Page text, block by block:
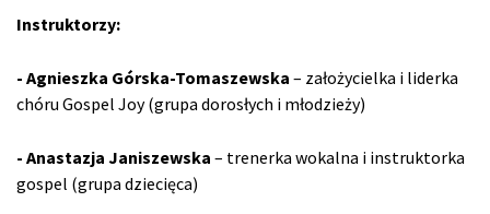
Instruktorzy:
- Agnieszka Górska-Tomaszewska – założycielka i liderka
chóru Gospel Joy (grupa dorosłych i młodzieży)
- Anastazja Janiszewska – trenerka wokalna i instruktorka
gospel (grupa dziecięca)